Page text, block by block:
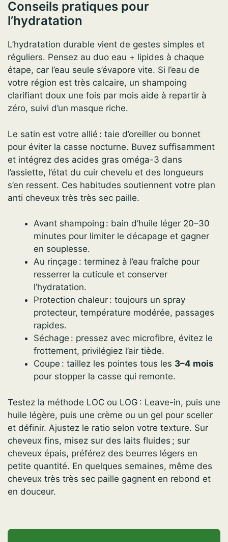
Conseils pratiques pour
l’hydratation
L’hydratation durable vient de gestes simples et
réguliers. Pensez au duo eau + lipides à chaque
étape, car l’eau seule s’évapore vite. Si l’eau de
votre région est très calcaire, un shampoing
clarifiant doux une fois par mois aide à repartir à
zéro, suivi d’un masque riche.
Le satin est votre allié : taie d’oreiller ou bonnet
pour éviter la casse nocturne. Buvez suffisamment
et intégrez des acides gras oméga-3 dans
l’assiette, l’état du cuir chevelu et des longueurs
s’en ressent. Ces habitudes soutiennent votre plan
anti cheveux très très sec paille.
Avant shampoing : bain d’huile léger 20–30
minutes pour limiter le décapage et gagner
en souplesse.
Au rinçage : terminez à l’eau fraîche pour
resserrer la cuticule et conserver
l’hydratation.
Protection chaleur : toujours un spray
protecteur, température modérée, passages
rapides.
Séchage : pressez avec microfibre, évitez le
frottement, privilégiez l’air tiède.
Coupe : taillez les pointes tous les 3–4 mois
pour stopper la casse qui remonte.
Testez la méthode LOC ou LOG : Leave-in, puis une
huile légère, puis une crème ou un gel pour sceller
et définir. Ajustez le ratio selon votre texture. Sur
cheveux fins, misez sur des laits fluides ; sur
cheveux épais, préférez des beurres légers en
petite quantité. En quelques semaines, même des
cheveux très très sec paille gagnent en rebond et
en douceur.